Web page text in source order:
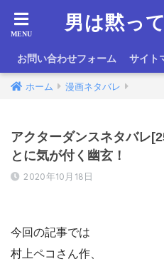
男は黙っ
お問い合わせフォーム サイト
ホーム 漫画ネタバレ
アクターダンスネタバレ
とに気が付く幽玄！
2020年10月18日
今回の記事では
村上ペコさん作、